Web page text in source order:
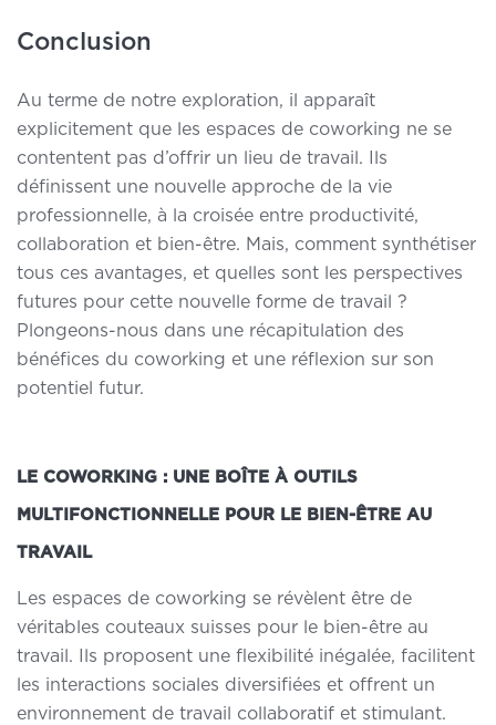
Conclusion
Au terme de notre exploration, il apparaît
explicitement que les espaces de coworking ne se
contentent pas d’offrir un lieu de travail. Ils
définissent une nouvelle approche de la vie
professionnelle, à la croisée entre productivité,
collaboration et bien-être. Mais, comment synthétiser
tous ces avantages, et quelles sont les perspectives
futures pour cette nouvelle forme de travail ?
Plongeons-nous dans une récapitulation des
bénéfices du coworking et une réflexion sur son
potentiel futur.
LE COWORKING : UNE BOÎTE À OUTILS
MULTIFONCTIONNELLE POUR LE BIEN-ÊTRE AU
TRAVAIL
Les espaces de coworking se révèlent être de
véritables couteaux suisses pour le bien-être au
travail. Ils proposent une flexibilité inégalée, facilitent
les interactions sociales diversifiées et offrent un
environnement de travail collaboratif et stimulant.